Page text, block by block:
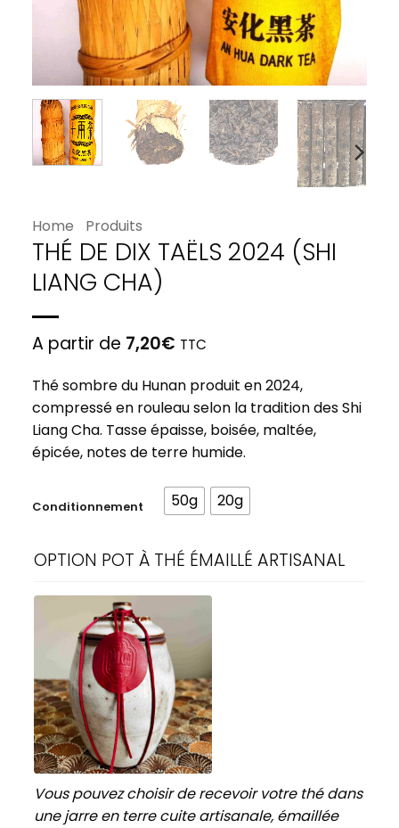
Home Produits
THÉ DE DIX TAËLS 2024 (SHI
LIANG CHA)
A partir de 7,20€ TTC
Thé sombre du Hunan produit en 2024,
compressé en rouleau selon la tradition des Shi
Liang Cha. Tasse épaisse, boisée, maltée,
épicée, notes de terre humide.
Conditionnement 50g 20g
OPTION POT À THÉ ÉMAILLÉ ARTISANAL
Vous pouvez choisir de recevoir votre thé dans
une jarre en terre cuite artisanale, émaillée